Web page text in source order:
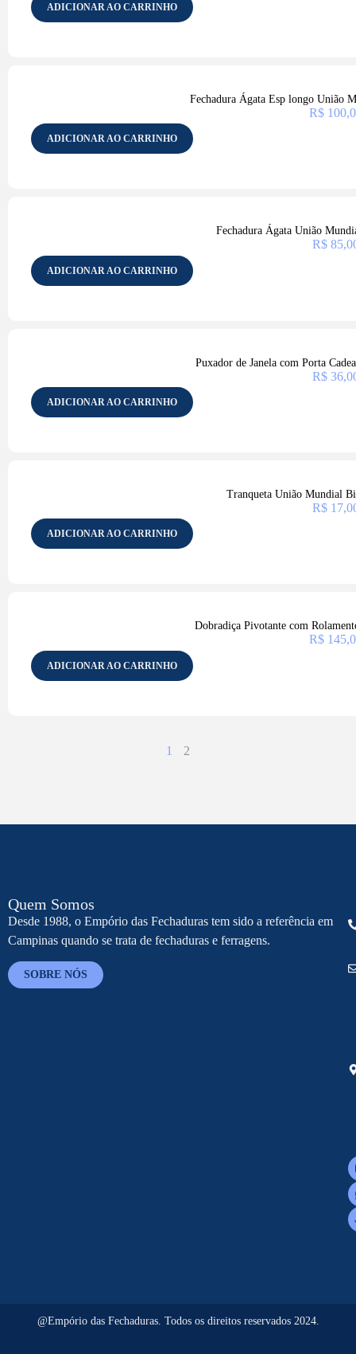
ADICIONAR AO CARRINHO
Fechadura Ágata Esp longo União
R$
ADICIONAR AO CARRINHO
Fechadura Ágata União
R$
ADICIONAR AO CARRINHO
Puxador de Janela com Porta
R$
ADICIONAR AO CARRINHO
Tranqueta União Mundial
R$
ADICIONAR AO CARRINHO
Dobradiça Pivotante com
R$
ADICIONAR AO CARRINHO
1 2
Quem Somos
Desde 1988, o Empório das Fechaduras tem sido a referência em
Campinas quando se trata de fechaduras e ferragens.
SOBRE NÓS
@Empório das Fechaduras. Todos os direitos reservados 2024.